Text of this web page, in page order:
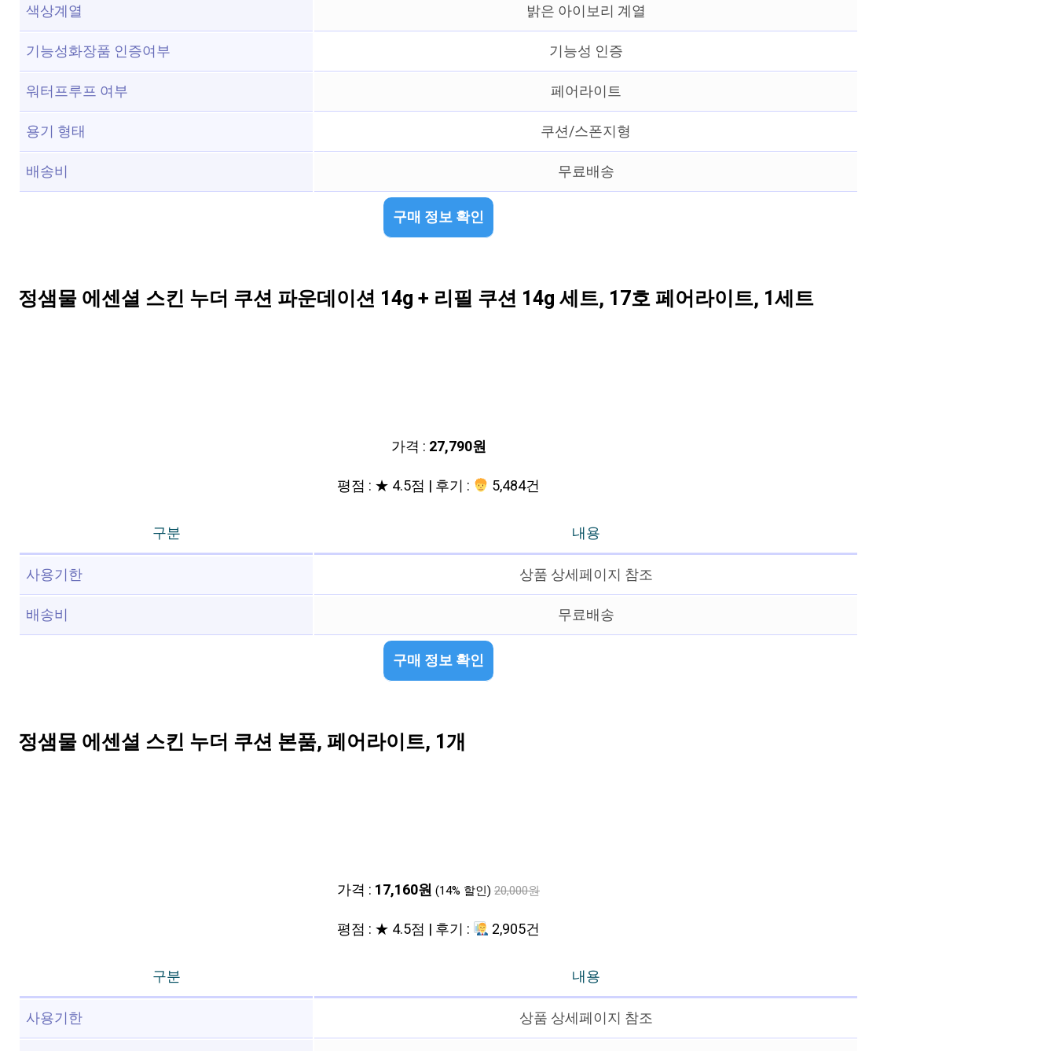
색상계열
밝은 아이보리 계열
기능성화장품 인증여부
기능성 인증
워터프루프 여부
페어라이트
용기 형태
쿠션/스폰지형
배송비
무료배송
구매 정보 확인
정샘물 에센셜 스킨 누더 쿠션 파운데이션 14g + 리필 쿠션 14g 세트, 17호 페어라이트, 1세트
가격 : 27,790원
평점 : ★ 4.5점 | 후기 :
5,484건
구분
내용
사용기한
상품 상세페이지 참조
배송비
무료배송
구매 정보 확인
정샘물 에센셜 스킨 누더 쿠션 본품, 페어라이트, 1개
가격 : 17,160원 (14% 할인) 20,000원
평점 : ★ 4.5점 | 후기 : 2,905건
구분
내용
사용기한
상품 상세페이지 참조